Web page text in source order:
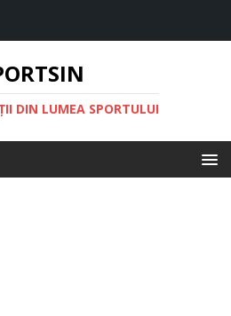
DIN LUMEA SPORTULUI